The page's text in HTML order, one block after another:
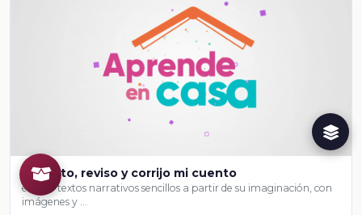
Redacto, reviso y corrijo mi cuento
escribe textos narrativos sencillos a partir de su imaginación, con
imágenes y …